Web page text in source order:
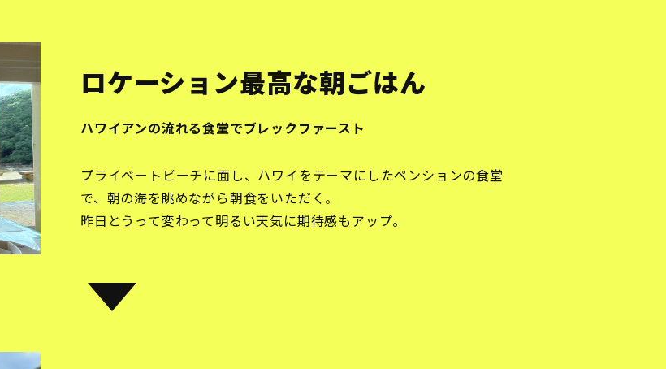
ロケーション最高な朝ごはん
ハワイアンの流れる食堂でブレックファースト
プライベートビーチに面し、ハワイをテーマにしたペンションの食堂
で、朝の海を眺めながら朝食をいただく。
昨日とうって変わって明るい天気に期待感もアップ。